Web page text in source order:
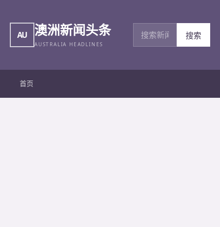
AU 澳洲新闻头条
AUSTRALIA HEADLINES
搜索新闻
搜索
首页